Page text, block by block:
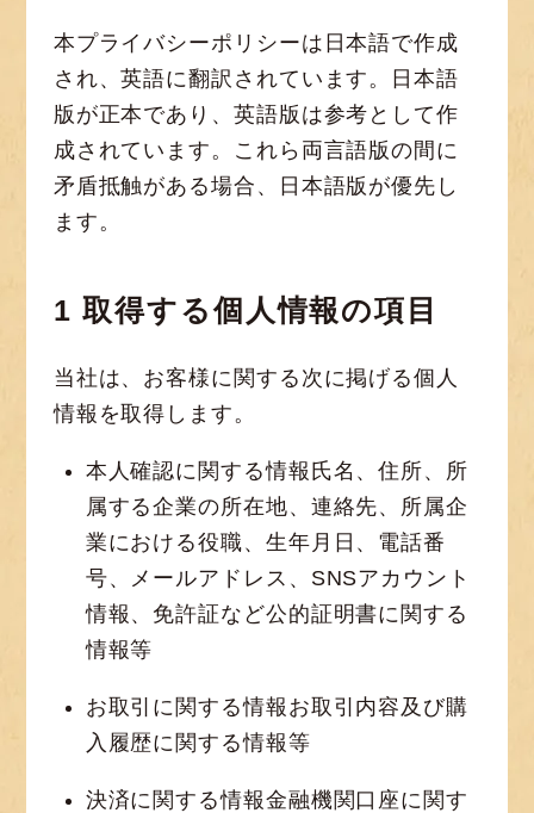
本プライバシーポリシーは日本語で作成
され、英語に翻訳されています。日本語
版が正本であり、英語版は参考として作
成されています。これら両言語版の間に
矛盾抵触がある場合、日本語版が優先し
ます。
1 取得する個人情報の項目
当社は、お客様に関する次に掲げる個人
情報を取得します。
本人確認に関する情報氏名、住所、所
属する企業の所在地、連絡先、所属企
業における役職、生年月日、電話番
号、メールアドレス、SNSアカウント
情報、免許証など公的証明書に関する
情報等
お取引に関する情報お取引内容及び購
入履歴に関する情報等
決済に関する情報金融機関口座に関す